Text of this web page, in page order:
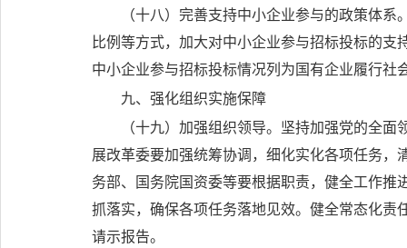
（十八）完善支持中小企业参与的政策体系
比例等方式，加大对中小企业参与招标投标的
中小企业参与招标投标情况列为国有企业履行社
九、强化组织实施保障
（十九）加强组织领导。 坚持加强党的全面
展改革委要加强统筹协调，细化实化各项任务
务部、国务院国资委等要根据职责，健全工作
抓落实，确保各项任务落地见效。健全常态化责
请示报告。